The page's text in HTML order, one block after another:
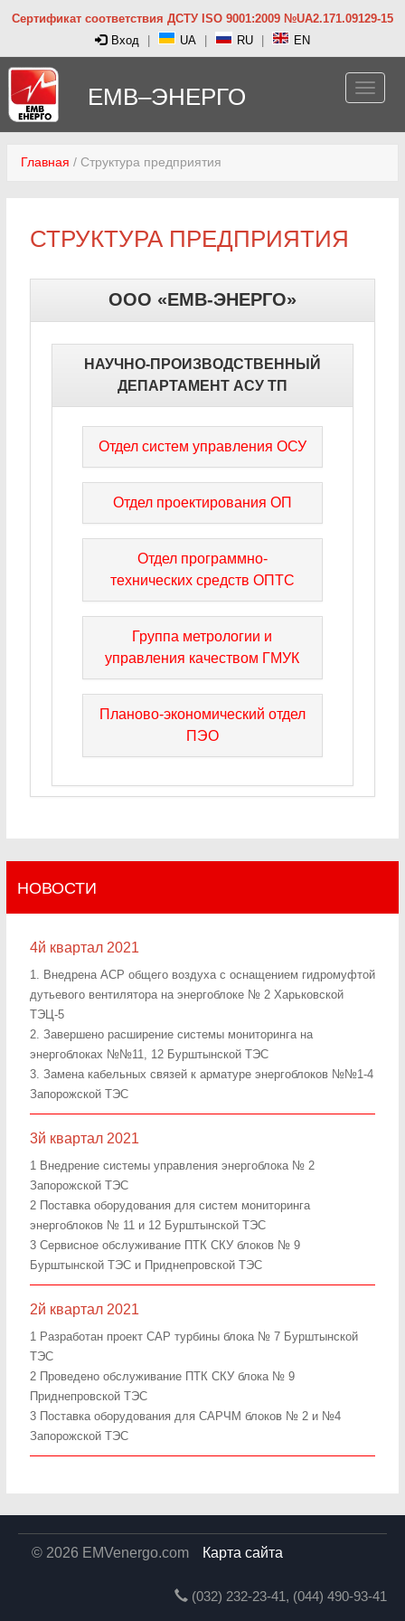
Сертификат соответствия ДСТУ ISO 9001:2009 №UA2.171.09129-15
Вход
UA RU EN
ЕМВ–ЭНЕРГО
Главная / Структура предприятия
СТРУКТУРА ПРЕДПРИЯТИЯ
ООО «ЕМВ-ЭНЕРГО»
НАУЧНО-ПРОИЗВОДСТВЕННЫЙ
ДЕПАРТАМЕНТ АСУ ТП
Отдел систем управления ОСУ
Отдел проектирования ОП
Отдел программно-
технических средств ОПТС
Группа метрологии и
управления качеством ГМУК
Планово-экономический отдел
ПЭО
НОВОСТИ
4й квартал 2021
1. Внедрена АСР общего воздуха с оснащением гидромуфтой
дутьевого вентилятора на энергоблоке № 2 Харьковской
ТЭЦ-5
2. Завершено расширение системы мониторинга на
энергоблоках №№11, 12 Бурштынской ТЭС
3. Замена кабельных связей к арматуре энергоблоков №№1-4
Запорожской ТЭС
3й квартал 2021
1 Внедрение системы управления энергоблока № 2
Запорожской ТЭС
2 Поставка оборудования для систем мониторинга
энергоблоков № 11 и 12 Бурштынской ТЭС
3 Сервисное обслуживание ПТК СКУ блоков № 9
Бурштынской ТЭС и Приднепровской ТЭС
2й квартал 2021
1 Разработан проект САР турбины блока № 7 Бурштынской
ТЭС
2 Проведено обслуживание ПТК СКУ блока № 9
Приднепровской ТЭС
3 Поставка оборудования для САРЧМ блоков № 2 и №4
Запорожской ТЭС
© 2026 EMVenergo.com Карта сайта
(032) 232-23-41, (044) 490-93-41